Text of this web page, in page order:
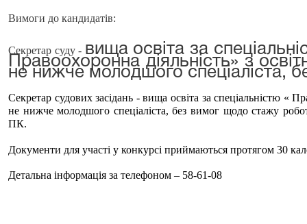
Вимоги до кандидатів:
Секретар суду - вища освіта за
Правоохоронна діяльність» з
не нижче молодшого спеціаліста,
Секретар судових засідань - вища освіта за спеціальністю «
не нижче молодшого спеціаліста, без вимог щодо стажу
ПК.
Документи для участі у конкурсі приймаються протягом 30
Детальна інформація за телефоном – 58-61-08